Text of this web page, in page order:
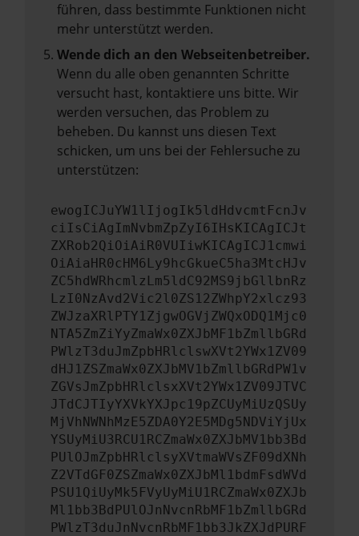
führen, dass bestimmte Funktionen nicht
mehr unterstützt werden.
Wende dich an den Webseitenbetreiber.
Wenn du alle oben genannten Schritte
versucht hast, kontaktiere uns bitte. Wir
werden versuchen, das Problem zu
beheben. Du kannst uns diesen Text
schicken, um uns bei der Fehlersuche zu
unterstützen:
ewogICJuYW1lIjogIk5ldHdvcmtFcnJv
ciIsCiAgImNvbmZpZyI6IHsKICAgICJt
ZXRob2QiOiAiR0VUIiwKICAgICJ1cmwi
OiAiaHR0cHM6Ly9hcGkueC5ha3MtcHJv
ZC5hdWRhcmlzLm5ldC92MS9jbGllbnRz
LzI0NzAvd2Vic2l0ZS12ZWhpY2xlcz93
ZWJzaXRlPTY1ZjgwOGVjZWQxODQ1Mjc0
NTA5ZmZiYyZmaWx0ZXJbMF1bZmllbGRd
PWlzT3duJmZpbHRlclswXVt2YWx1ZV09
dHJ1ZSZmaWx0ZXJbMV1bZmllbGRdPW1v
ZGVsJmZpbHRlclsxXVt2YWx1ZV09JTVC
JTdCJTIyYXVkYXJpc19pZCUyMiUzQSUy
MjVhNWNhMzE5ZDA0Y2E5MDg5NDViYjUx
YSUyMiU3RCU1RCZmaWx0ZXJbMV1bb3Bd
PUlOJmZpbHRlclsyXVtmaWVsZF09dXNh
Z2VTdGF0ZSZmaWx0ZXJbMl1bdmFsdWVd
PSU1QiUyMk5FVyUyMiU1RCZmaWx0ZXJb
Ml1bb3BdPUlOJnNvcnRbMF1bZmllbGRd
PWlzT3duJnNvcnRbMF1bb3JkZXJdPURF